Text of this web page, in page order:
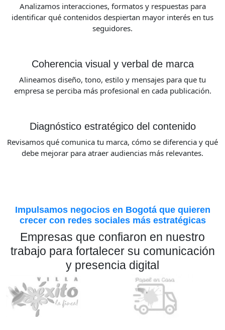
Analizamos interacciones, formatos y respuestas para
identificar qué contenidos despiertan mayor interés en tus
seguidores.
Coherencia visual y verbal de marca
Alineamos diseño, tono, estilo y mensajes para que tu
empresa se perciba más profesional en cada publicación.
Diagnóstico estratégico del contenido
Revisamos qué comunica tu marca, cómo se diferencia y qué
debe mejorar para atraer audiencias más relevantes.
Impulsamos negocios en Bogotá que quieren
crecer con redes sociales más estratégicas
Empresas que confiaron en nuestro
trabajo para fortalecer su comunicación
y presencia digital